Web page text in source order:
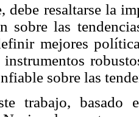
debe resaltarse la
sobre las
mejores
sobre las
trabajo, basado